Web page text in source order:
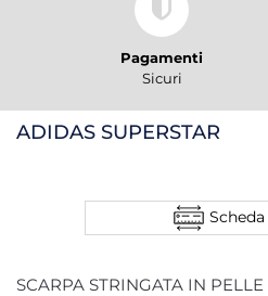
Pagamenti
Sicuri
ADIDAS SUPERSTAR
SCARPA STRINGATA IN PELLE